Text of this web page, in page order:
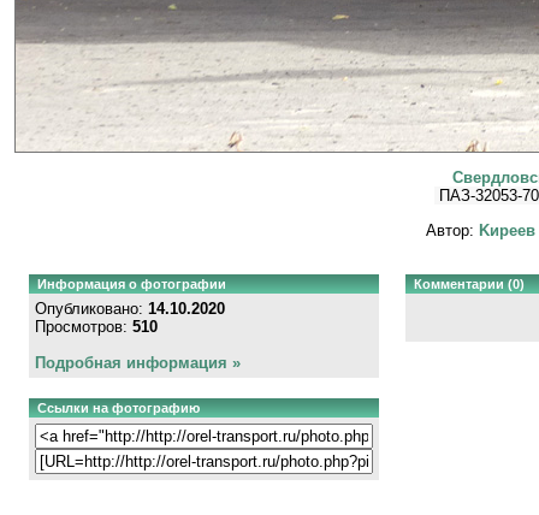
ПАЗ-32053-
Автор:
Информация о фотографии
Опубликовано: 14.10.2020
Просмотров: 510
Подробная информация »
Ссылки на фотографию
Комментарии (0)